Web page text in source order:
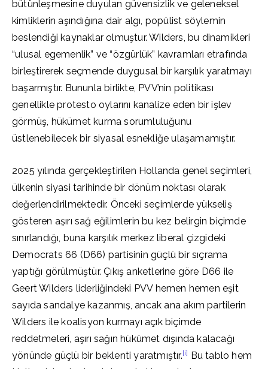
bütünleşmesine duyulan güvensizlik ve geleneksel
kimliklerin aşındığına dair algı, popülist söylemin
beslendiği kaynaklar olmuştur. Wilders, bu dinamikleri
“ulusal egemenlik” ve “özgürlük” kavramları etrafında
birleştirerek seçmende duygusal bir karşılık yaratmayı
başarmıştır. Bununla birlikte, PVV’nin politikası
genellikle protesto oylarını kanalize eden bir işlev
görmüş, hükümet kurma sorumluluğunu
üstlenebilecek bir siyasal esnekliğe ulaşamamıştır.
2025 yılında gerçekleştirilen Hollanda genel seçimleri,
ülkenin siyasi tarihinde bir dönüm noktası olarak
değerlendirilmektedir. Önceki seçimlerde yükseliş
gösteren aşırı sağ eğilimlerin bu kez belirgin biçimde
sınırlandığı, buna karşılık merkez liberal çizgideki
Democrats 66 (D66) partisinin güçlü bir sıçrama
yaptığı görülmüştür. Çıkış anketlerine göre D66 ile
Geert Wilders liderliğindeki PVV hemen hemen eşit
sayıda sandalye kazanmış, ancak ana akım partilerin
Wilders ile koalisyon kurmayı açık biçimde
reddetmeleri, aşırı sağın hükümet dışında kalacağı
yönünde güçlü bir beklenti yaratmıştır.[i] Bu tablo hem